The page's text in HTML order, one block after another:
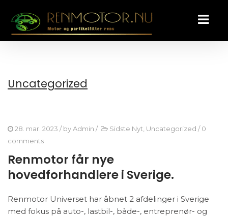
Uncategorized
28. mar. 2023 / byAdmin / Sidste Nyt Uncategorized /0
comments
Renmotor får nye
hovedforhandlere i Sverige.
Renmotor Universet har åbnet 2 afdelinger i Sverige
med fokus på auto-, lastbil-, både-, entreprenør- og